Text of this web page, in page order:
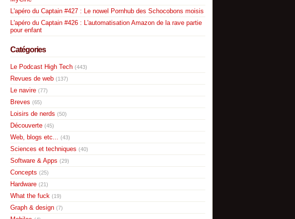
L'apéro du Captain #427 : Le nowel Pornhub des Schocobons moisis
L'apéro du Captain #426 : L'automatisation Amazon de la rave partie
pour enfant
Catégories
Le Podcast High Tech (443)
Revues de web (137)
Le navire (77)
Breves (65)
Loisirs de nerds (50)
Découverte (45)
Web, blogs etc... (43)
Sciences et techniques (40)
Software & Apps (29)
Concepts (25)
Hardware (21)
What the fuck (19)
Graph & design (7)